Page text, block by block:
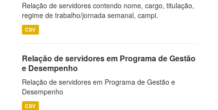
Relação de servidores contendo nome, cargo, titulação,
regime de trabalho/jornada semanal, campi.
CSV
Relação de servidores em Programa de Gestão
e Desempenho
Relação de servidores em Programa de Gestão e
Desempenho
CSV